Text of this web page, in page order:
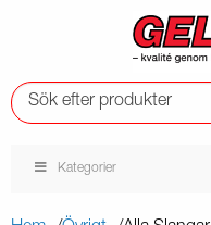
Kategorier